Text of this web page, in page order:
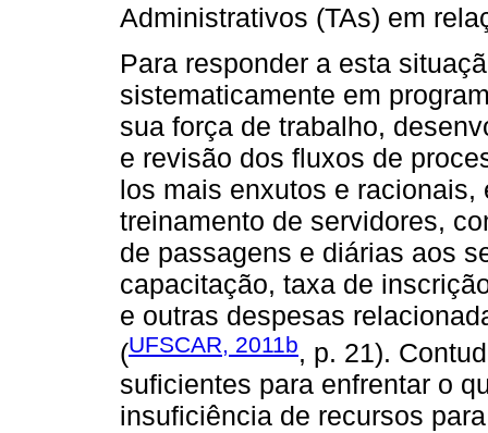
Administrativos (TAs) em
Para responder a esta
sistematicamente em
sua força de trabalho,
e revisão dos fluxos de
los mais enxutos e
treinamento de servidores,
de passagens e diárias aos
capacitação, taxa de
e outras despesas
(UFSCAR, 2011b, p. 21).
suficientes para enfrentar o
insuficiência de recursos